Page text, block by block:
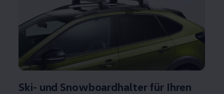
Ski- und Snowboardhalter für Ihren